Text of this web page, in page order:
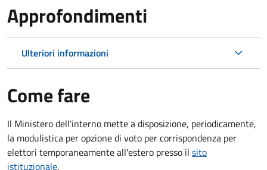
Approfondimenti
Ulteriori informazioni
Come fare
Il Ministero dell'interno mette a disposizione, periodicamente,
la modulistica per opzione di voto per corrispondenza per
elettori temporaneamente all'estero presso il sito
istituzionale.